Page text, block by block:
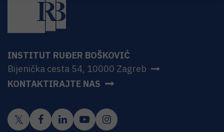
INSTITUT RUĐER BOŠKOVIĆ
Bijenička cesta 54, 10000 Zagreb
KONTAKTIRAJTE NAS